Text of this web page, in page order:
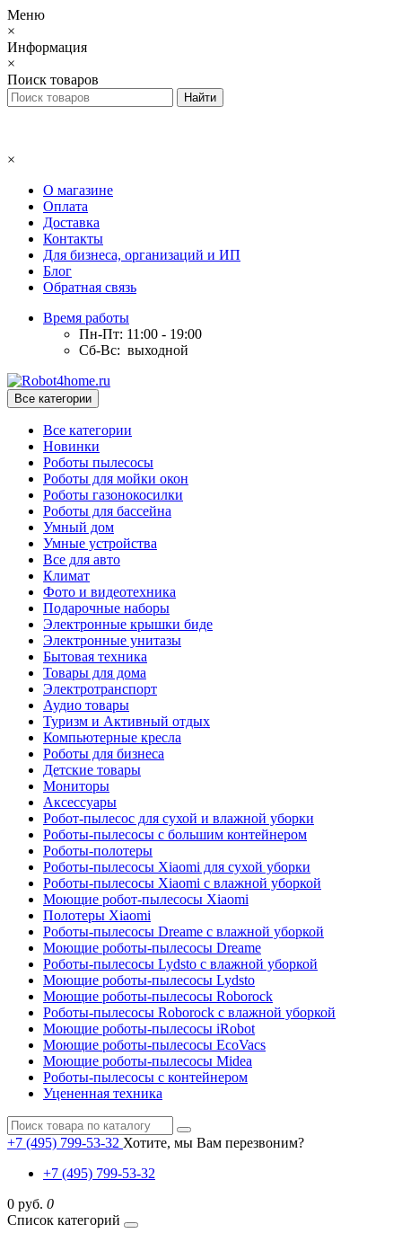
Меню
×
Информация
×
Поиск товаров
×
О магазине
Оплата
Доставка
Контакты
Для бизнеса, организаций и ИП
Блог
Обратная связь
Время работы
Пн-Пт: 11:00 - 19:00
Сб-Вс: выходной
Все категории
Все категории
Новинки
Роботы пылесосы
Роботы для мойки окон
Роботы газонокосилки
Роботы для бассейна
Умный дом
Умные устройства
Все для авто
Климат
Фото и видеотехника
Подарочные наборы
Электронные крышки биде
Электронные унитазы
Бытовая техника
Товары для дома
Электротранспорт
Аудио товары
Туризм и Активный отдых
Компьютерные кресла
Роботы для бизнеса
Детские товары
Мониторы
Аксессуары
Робот-пылесос для сухой и влажной уборки
Роботы-пылесосы с большим контейнером
Роботы-полотеры
Роботы-пылесосы Xiaomi для сухой уборки
Роботы-пылесосы Xiaomi с влажной уборкой
Моющие робот-пылесосы Xiaomi
Полотеры Xiaomi
Роботы-пылесосы Dreame с влажной уборкой
Моющие роботы-пылесосы Dreame
Роботы-пылесосы Lydsto с влажной уборкой
Моющие роботы-пылесосы Lydsto
Моющие роботы-пылесосы Roborock
Роботы-пылесосы Roborock с влажной уборкой
Моющие роботы-пылесосы iRobot
Моющие роботы-пылесосы EcoVacs
Моющие роботы-пылесосы Midea
Роботы-пылесосы с контейнером
Уцененная техника
+7 (495) 799-53-32 Хотите, мы Вам перезвоним?
+7 (495) 799-53-32
0 руб. 0
Список категорий